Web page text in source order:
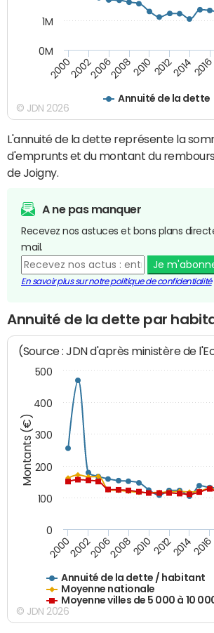
Annuité de la dette
20002002200620082010 201220142016
0M
1M
© JDN 2026
L'annuité de la dette représente la
d'emprunts et du montant du
de Joigny.
A ne pas manquer
Recevez nos astuces et bons plans
mail.
Je
En savoir plus sur notre politique de confidentialité
Annuité de la dette par
Montants (€)
(Source : JDN d'après ministère de
Annuité de la dette / habitant
Moyenne nationale
Moyenne villes de 5 000 à 10
20002002200620082010201220142016
0
100
200
300
400
500
© JDN 2026